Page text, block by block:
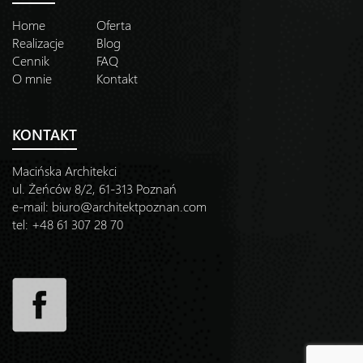
Home
Oferta
Realizacje
Blog
Cennik
FAQ
O mnie
Kontakt
KONTAKT
Macińska Architekci
ul. Żeńców 8/2, 61-313 Poznań
e-mail: biuro@architektpoznan.com
tel: +48 61 307 28 70